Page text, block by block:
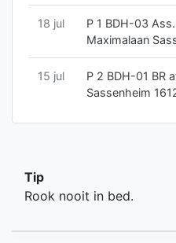
18 jul
P 1 BDH-03
Maximalaan
15 jul
P 2 BDH-01 BR
Sassenheim
Tip
Rook nooit in bed.